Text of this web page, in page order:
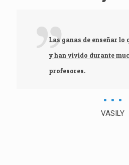
Las ganas de enseñar lo
y han vivido durante
profesores.
VASILY